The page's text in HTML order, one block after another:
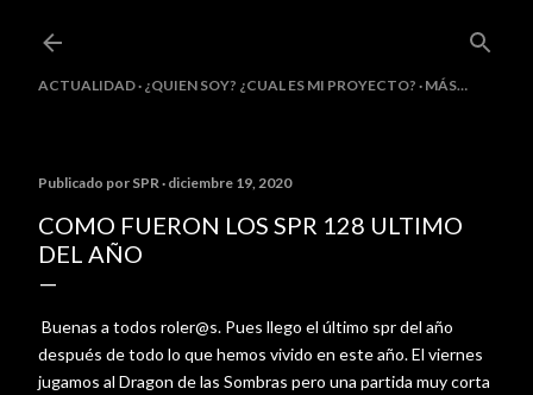
ACTUALIDAD ¿QUIEN SOY? ¿CUAL ES MI PROYECTO? MÁS…
Publicado por SPR diciembre 19, 2020
COMO FUERON LOS SPR 128 ULTIMO
DEL AÑO
Buenas a todos roler@s. Pues llego el último spr del año
después de todo lo que hemos vivido en este año. El viernes
jugamos al Dragon de las Sombras pero una partida muy corta